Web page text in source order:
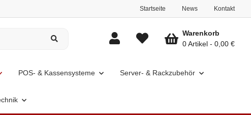
Startseite News Kontakt
POS- & Kassensysteme Server- & Rackzubehör
Warenkorb
0 Artikel
0,00 €